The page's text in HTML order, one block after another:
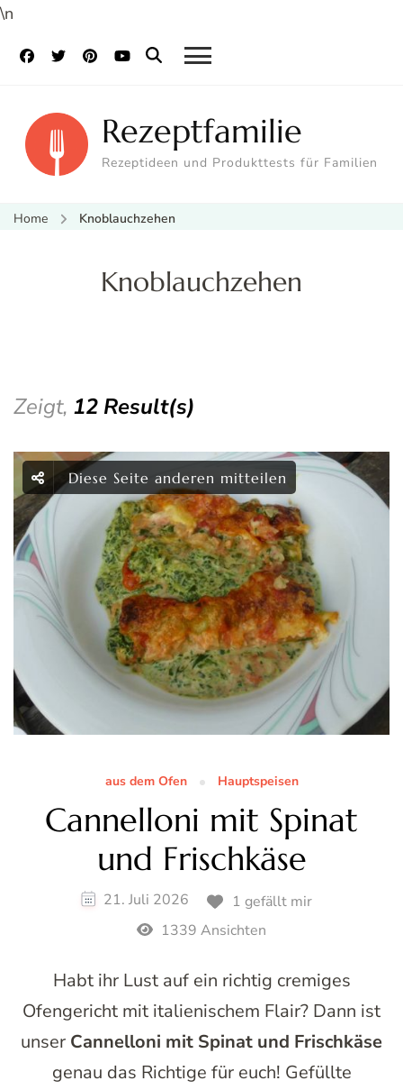
\n
Rezeptfamilie
Rezeptideen und Produkttests für Familien
Home Knoblauchzehen
Knoblauchzehen
Zeigt, 12 Result(s)
Diese Seite anderen mitteilen
aus dem Ofen Hauptspeisen
Cannelloni mit Spinat
und Frischkäse
21. Juli 2026
1 gefällt mir
1339 Ansichten
Habt ihr Lust auf ein richtig cremiges
Ofengericht mit italienischem Flair? Dann ist
unser Cannelloni mit Spinat und Frischkäse
genau das Richtige für euch! Gefüllte